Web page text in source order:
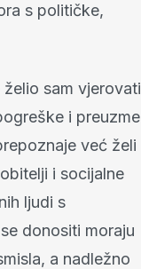
s političke,
sam vjerovati
i preuzme
već želi
i socijalne
ljudi s
donositi moraju
a nadležno